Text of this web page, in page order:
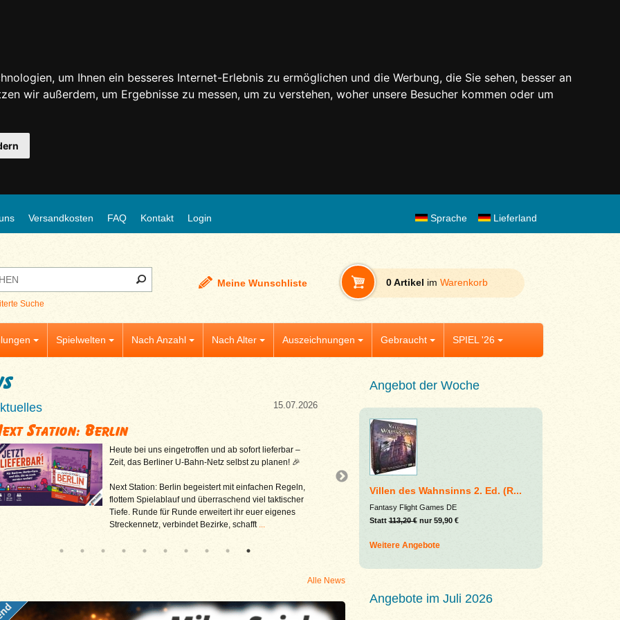
um Ihnen ein besseres Internet-Erlebnis zu ermöglichen und die Werbung, die Sie sehen, besser an
wir außerdem, um Ergebnisse zu messen, um zu verstehen, woher unsere Besucher kommen oder um
Versandkosten FAQ Kontakt Login Lieferland
Sprache
Suche
Meine Wunschliste 0 Artikel im Warenkorb
Spielwelten Nach Anzahl Nach Alter Auszeichnungen Gebraucht SPIEL '26
15.07.2026
Station: Berlin
Heute bei uns eingetroffen und ab sofort lieferbar –
Zeit, das Berliner U-Bahn-Netz selbst zu planen! 🎉
Next Station: Berlin begeistert mit einfachen Regeln,
flottem Spielablauf und überraschend viel taktischer
Tiefe. Runde für Runde erweitert ihr euer eigenes
Streckennetz, verbindet Bezirke, schafft ...
Aktuelles
Kingdom Crossing
Als geschickte Biber-Baumeister plant ihr
und müsst jede Entscheidung clever
dieselbe Brücke darf an einem Tag nicht
Alle News
Angebot der Woche
Villen des Wahnsinns 2. Ed. (R...
Fantasy Flight Games DE
Statt113,20 €nur 59,90 €
Weitere Angebote
Angebote im Juli 2026